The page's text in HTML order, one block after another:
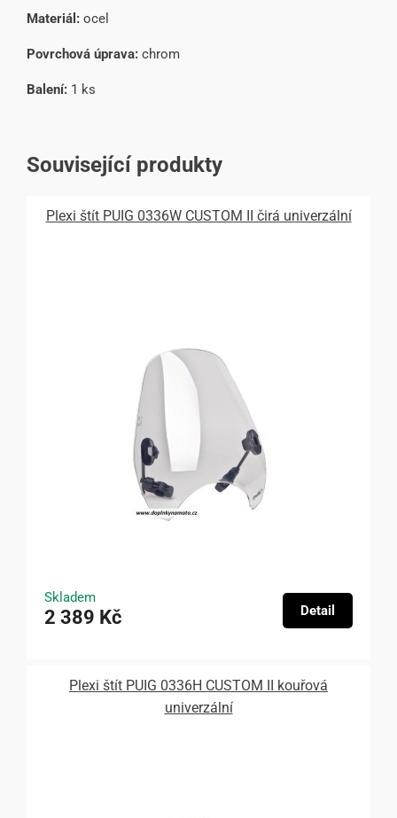
Materiál: ocel
Povrchová úprava: chrom
Balení: 1 ks
Související produkty
Plexi štít PUIG 0336W CUSTOM II čirá univerzální
Skladem
2 389 Kč Detail
Plexi štít PUIG 0336H CUSTOM II kouřová
univerzální